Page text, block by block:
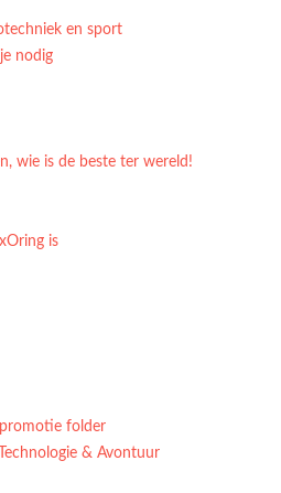
en sport
nodig
wie is de beste ter wereld!
is
folder
& Avontuur